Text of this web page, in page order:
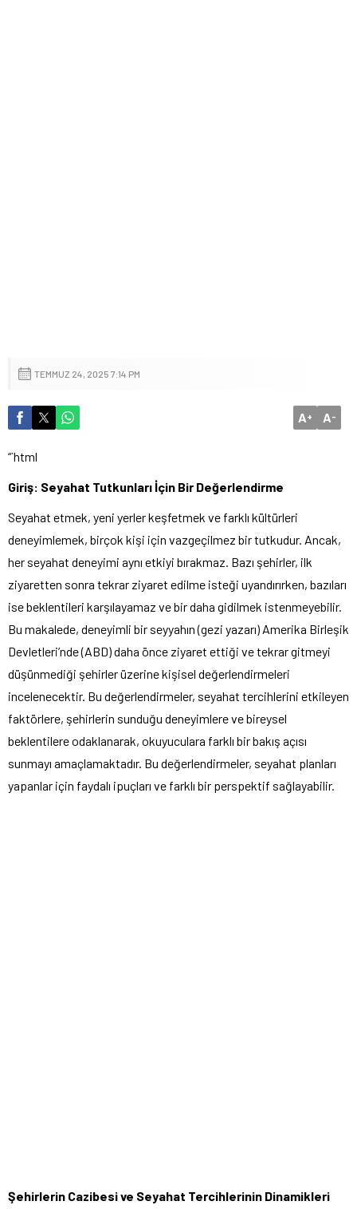
TEMMUZ 24, 2025 7:14 PM
A+ A-
“`html
Giriş: Seyahat Tutkunları İçin Bir Değerlendirme
Seyahat etmek, yeni yerler keşfetmek ve farklı kültürleri
deneyimlemek, birçok kişi için vazgeçilmez bir tutkudur. Ancak,
her seyahat deneyimi aynı etkiyi bırakmaz. Bazı şehirler, ilk
ziyaretten sonra tekrar ziyaret edilme isteği uyandırırken, bazıları
ise beklentileri karşılayamaz ve bir daha gidilmek istenmeyebilir.
Bu makalede, deneyimli bir seyyahın (gezi yazarı) Amerika Birleşik
Devletleri’nde (ABD) daha önce ziyaret ettiği ve tekrar gitmeyi
düşünmediği şehirler üzerine kişisel değerlendirmeleri
incelenecektir. Bu değerlendirmeler, seyahat tercihlerini etkileyen
faktörlere, şehirlerin sunduğu deneyimlere ve bireysel
beklentilere odaklanarak, okuyuculara farklı bir bakış açısı
sunmayı amaçlamaktadır. Bu değerlendirmeler, seyahat planları
yapanlar için faydalı ipuçları ve farklı bir perspektif sağlayabilir.
Şehirlerin Cazibesi ve Seyahat Tercihlerinin Dinamikleri